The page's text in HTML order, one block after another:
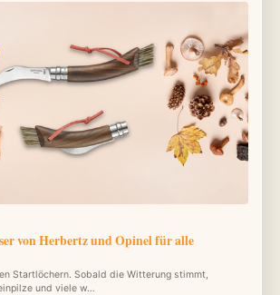
von Herbertz und Opinel für alle
Startlöchern. Sobald die Witterung stimmt,
und viele w…